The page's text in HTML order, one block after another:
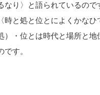
り〉と語られているので
と処と位とによくかなひ
）・位とは時代と場所と
す。